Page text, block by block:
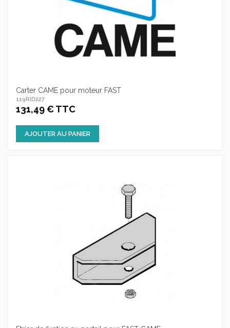
Carter CAME pour moteur FAST
119RID227
131,49 € TTC
AJOUTER AU PANIER